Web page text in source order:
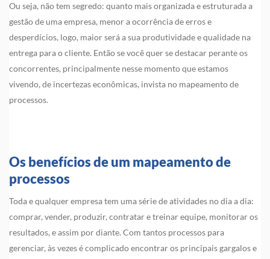
Ou seja, não tem segredo: quanto mais organizada e estruturada a
gestão de uma empresa, menor a ocorrência de erros e
desperdícios, logo, maior será a sua produtividade e qualidade na
entrega para o cliente. Então se você quer se destacar perante os
concorrentes, principalmente nesse momento que estamos
vivendo, de incertezas econômicas, invista no mapeamento de
processos.
Os benefícios de um mapeamento de
processos
Toda e qualquer empresa tem uma série de atividades no dia a dia:
comprar, vender, produzir, contratar e treinar equipe, monitorar os
resultados, e assim por diante. Com tantos processos para
gerenciar, às vezes é complicado encontrar os principais gargalos e